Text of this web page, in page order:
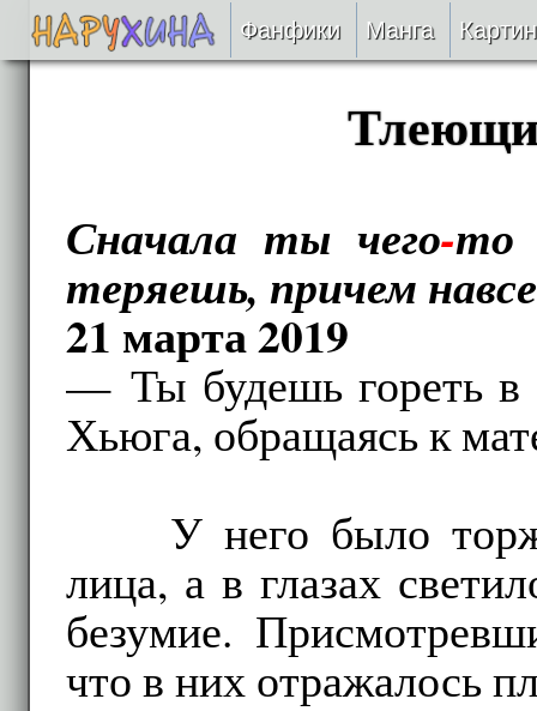
Фанфики
Сборники
Рецензии
На проверке
Манга
Сначала ты чего-то
теряешь, причем
21 марта 2019
— Ты будешь гореть
Хьюга, обращаясь к
У него было
лица, а в глазах
безумие.
что в них отражалось